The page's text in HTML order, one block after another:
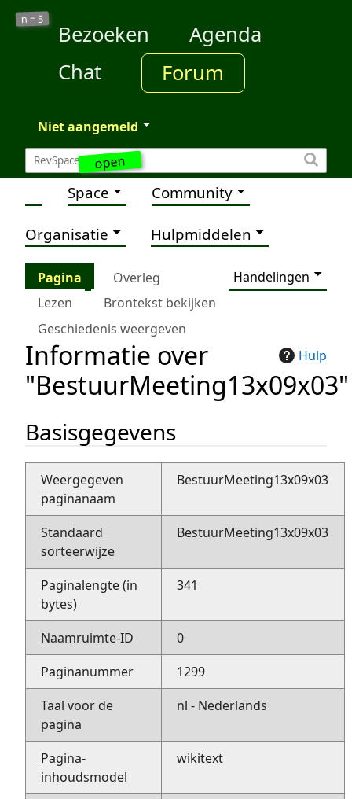
open
n = 5
Bezoeken
Agenda
Chat
Forum
Niet aangemeld
Space Community
Organisatie Hulpmiddelen
Pagina Overleg
Handelingen
Lezen
Brontekst bekijken
Geschiedenis weergeven
Hulp
Informatie over
"BestuurMeeting13x09x03"
Basisgegevens
Weergegeven
paginanaam
BestuurMeeting13x09x03
Standaard
sorteerwijze
BestuurMeeting13x09x03
Paginalengte (in
bytes)
341
Naamruimte-ID
0
Paginanummer
1299
Taal voor de
pagina
nl - Nederlands
Pagina-
inhoudsmodel
wikitext